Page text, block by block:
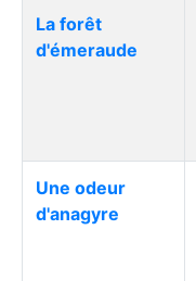
La forêt
d'émeraude
Une odeur
d'anagyre